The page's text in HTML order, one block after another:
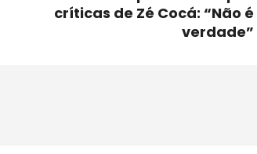
críticas de Zé Cocá: “Não é
verdade”